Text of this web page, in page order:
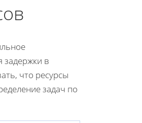
задержки в
что ресурсы
задач по